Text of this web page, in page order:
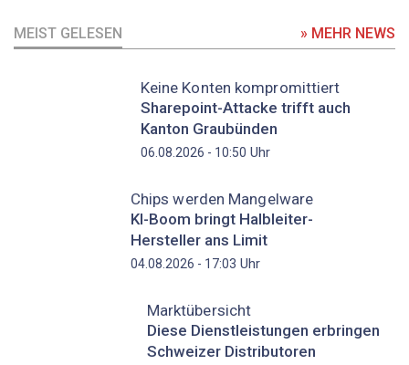
MEIST GELESEN » MEHR NEWS
Keine Konten kompromittiert
Sharepoint-Attacke trifft auch
Kanton Graubünden
06.08.2026 - 10:50 Uhr
Chips werden Mangelware
KI-Boom bringt Halbleiter-
Hersteller ans Limit
04.08.2026 - 17:03 Uhr
Marktübersicht
Diese Dienstleistungen erbringen
Schweizer Distributoren